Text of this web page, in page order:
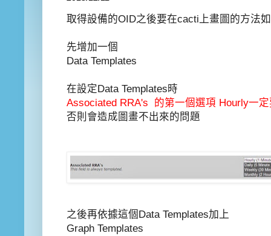
取得設備的OID之後要在cacti上畫圖的方法
先增加一個
Data Templates
在設定Data Templates時
Associated RRA's 的第一個選項 Hourly一
否則會造成圖畫不出來的問題
之後再依據這個Data Templates加上
Graph Templates